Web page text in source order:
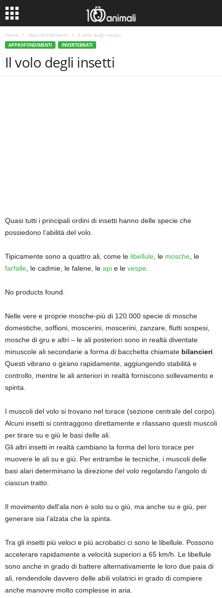
Home Approfondimenti Il volo degli insetti
APPROFONDIMENTI INVERTEBRATI
Il volo degli insetti
Quasi tutti i principali ordini di insetti hanno delle specie che
possiedono l’abilità del volo.
Tipicamente sono a quattro ali, come le libellule , le mosche , le
farfalle , le cadmie, le falene, le api e le vespe
No products found.
Nelle vere e proprie mosche-più di 120.000 specie di mosche
domestiche, soffioni, moscerini, moscerini, zanzare, flutti sospesi,
mosche di gru e altri – le ali posteriori sono in realtà diventate
minuscole ali secondarie a forma di bacchetta chiamate bilancieri
Questi vibrano o girano rapidamente, aggiungendo stabilità e
controllo, mentre le ali anteriori in realtà forniscono sollevamento e
spinta.
I muscoli del volo si trovano nel torace (sezione centrale del corpo).
Alcuni insetti si contraggono direttamente e rilassano questi muscoli
per tirare su e giù le basi delle ali.
Gli altri insetti in realtà cambiano la forma del loro torace per
muovere le ali su e giù. Per entrambe le tecniche, i muscoli delle
basi alari determinano la direzione del volo regolando l’angolo di
ciascun tratto.
Il movimento dell’ala non è solo su o giù, ma anche su e giù, per
generare sia l’alzata che la spinta.
Tra gli insetti più veloci e più acrobatici ci sono le libellule. Possono
accelerare rapidamente a velocità superiori a 65 km/h. Le libellule
sono anche in grado di battere alternativamente le loro due paia di
ali, rendendole davvero delle abili volatrici in grado di compiere
anche manovre molto complesse in aria.